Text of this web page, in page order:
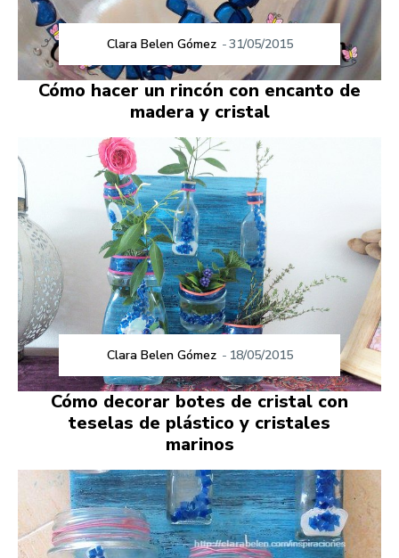
Clara Belen Gómez -31/05/2015
Cómo hacer un rincón con encanto de
madera y cristal
Clara Belen Gómez - 18/05/2015
Cómo decorar botes de cristal con
teselas de plástico y cristales
marinos